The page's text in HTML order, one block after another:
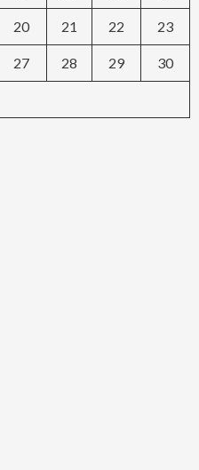
20 21 22 23
27 28 29 30